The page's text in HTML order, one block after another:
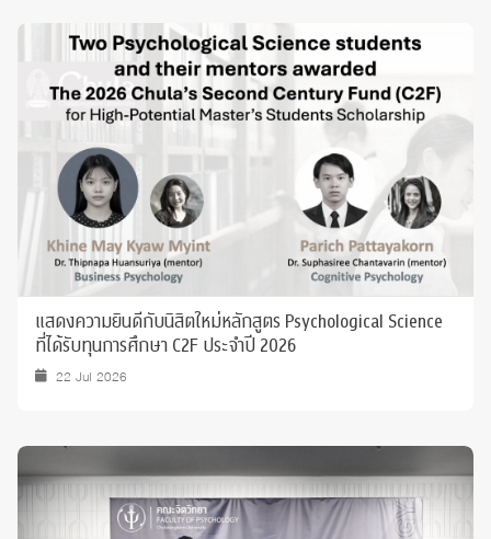
แสดงความยินดีกับนิสิตใหม่หลักสูตร Psychological Science
ที่ได้รับทุนการศึกษา C2F ประจำปี 2026
22 Jul 2026